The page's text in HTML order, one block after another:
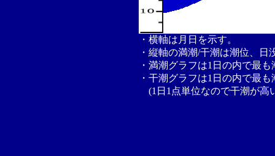
・横軸は月日を示す。
・縦軸の満潮/干潮は潮位、
・満潮グラフは1日の内で最
・干潮グラフは1日の内で最
(1日1点単位なので干潮が高